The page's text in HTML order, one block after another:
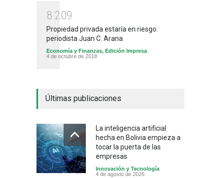
8 209
Propiedad privada estaría en riesgo:
periodista Juan C. Arana
Economía y Finanzas, Edición Impresa
4 de octubre de 2018
Últimas publicaciones
La inteligencia artificial
hecha en Bolivia empieza a
tocar la puerta de las
empresas
Innovación y Tecnología
4 de agosto de 2026